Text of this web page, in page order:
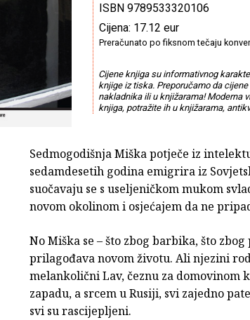
ISBN 9789533320106
Cijena: 17.12 eur
Preračunato po fiksnom tečaju
Cijene knjiga su informativnog
knjige iz tiska. Preporučamo da
nakladnika ili u knjižarama! Moderna
knjiga, potražite ih u knjižarama,
Sedmogodišnja Miška potječe iz
sedamdesetih godina emigrira iz
suočavaju se s useljeničkom mukom
novom okolinom i osjećajem da ne
No Miška se – što zbog barbika, što
prilagođava novom životu. Ali njezini
melankolični Lav, čeznu za domovinom
zapadu, a srcem u Rusiji, svi zajedno
svi su rascijepljeni.